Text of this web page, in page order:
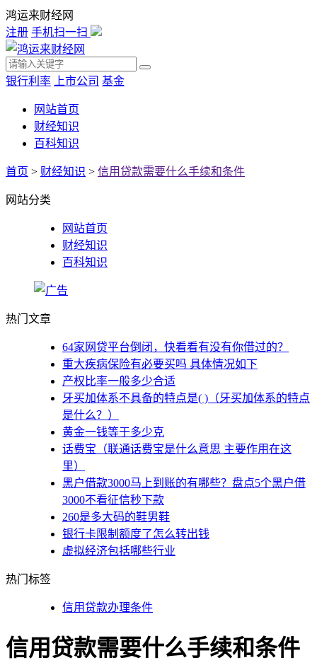
鸿运来财经网
注册 手机扫一扫
银行利率 上市公司 基金
网站首页
财经知识
百科知识
首页 > 财经知识 > 信用贷款需要什么手续和条件
网站分类
网站首页
财经知识
百科知识
热门文章
64家网贷平台倒闭，快看看有没有你借过的？
重大疾病保险有必要买吗 具体情况如下
产权比率一般多少合适
牙买加体系不具备的特点是( )（牙买加体系的特点
是什么？）
黄金一钱等于多少克
话费宝（联通话费宝是什么意思 主要作用在这
里）
黑户借款3000马上到账的有哪些？盘点5个黑户借
3000不看征信秒下款
260是多大码的鞋男鞋
银行卡限制额度了怎么转出钱
虚拟经济包括哪些行业
热门标签
信用贷款办理条件
信用贷款需要什么手续和条件